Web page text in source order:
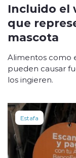
Incluido el
que
mascota
Alimentos como
pueden causar
los ingieren.
Estafa